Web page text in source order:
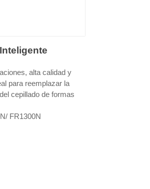
alta calidad y
para reemplazar la
cepillado de formas
FR1300N